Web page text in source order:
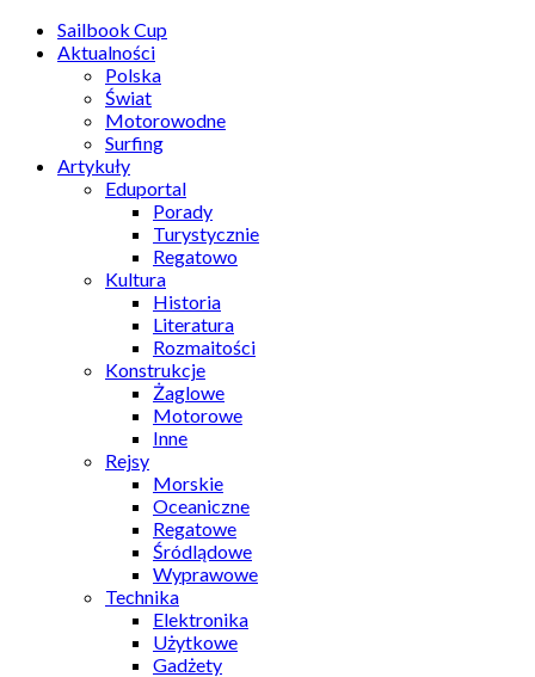
Sailbook Cup
Aktualności
Polska
Świat
Motorowodne
Surfing
Artykuły
Eduportal
Porady
Turystycznie
Regatowo
Kultura
Historia
Literatura
Rozmaitości
Konstrukcje
Żaglowe
Motorowe
Inne
Rejsy
Morskie
Oceaniczne
Regatowe
Śródlądowe
Wyprawowe
Technika
Elektronika
Użytkowe
Gadżety